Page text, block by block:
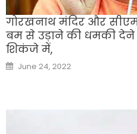
गोरखनाथ मंद‍िर और
बम से उड़ाने की धमकी देने
श‍िकंजे में,
Posted
on
June 24, 2022